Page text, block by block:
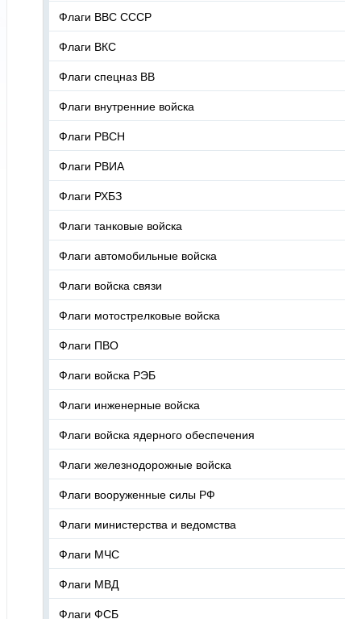
Флаги ВВС СССР
Флаги ВКС
Флаги спецназ ВВ
Флаги внутренние войска
Флаги РВСН
Флаги РВИА
Флаги РХБЗ
Флаги танковые войска
Флаги автомобильные войска
Флаги войска связи
Флаги мотострелковые войска
Флаги ПВО
Флаги войска РЭБ
Флаги инженерные войска
Флаги войска ядерного обеспечения
Флаги железнодорожные войска
Флаги вооруженные силы РФ
Флаги министерства и ведомства
Флаги МЧС
Флаги МВД
Флаги ФСБ